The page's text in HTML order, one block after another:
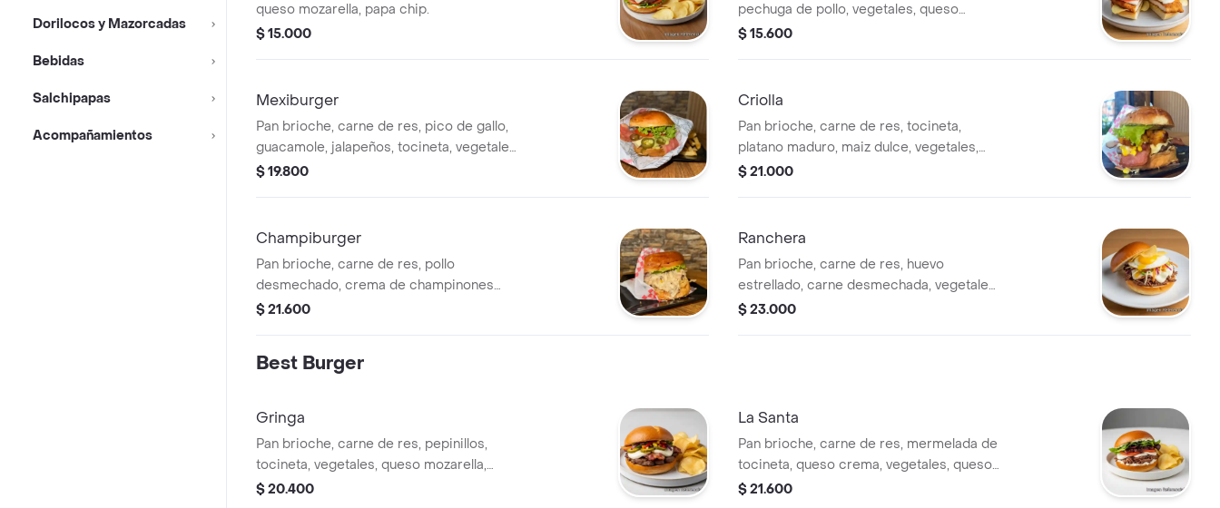
Dorilocos y Mazorcadas
Bebidas
Salchipapas
Acompañamientos
queso mozarella, papa chip.
$ 15.000
pechuga de pollo, vegetales, queso
mozarella, papa chip.
$ 15.600
Mexiburger
Pan brioche, carne de res, pico de gallo,
guacamole, jalapeños, tocineta, vegetales,
queso mozarella, papa chip.
$ 19.800
Criolla
Pan brioche, carne de res, tocineta,
platano maduro, maiz dulce, vegetales,
queso mozarella, papa chip.
$ 21.000
Champiburger
Pan brioche, carne de res, pollo
desmechado, crema de champinones
vegetales, queso mozarella, papa chip.
$ 21.600
Ranchera
Pan brioche, carne de res, huevo
estrellado, carne desmechada, vegetales,
queso mozarella, papa chip.
$ 23.000
Best Burger
Gringa
Pan brioche, carne de res, pepinillos,
tocineta, vegetales, queso mozarella,
papa chip y salsas.
$ 20.400
La Santa
Pan brioche, carne de res, mermelada de
tocineta, queso crema, vegetales, queso
mozarella, papa chip.
$ 21.600